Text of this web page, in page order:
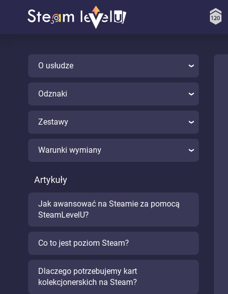
O usłudze
Odznaki
Zestawy
Warunki wymiany
Artykuły
Jak awansować na Steamie za pomocą
SteamLevelU?
Co to jest poziom Steam?
Dlaczego potrzebujemy kart
kolekcjonerskich na Steam?